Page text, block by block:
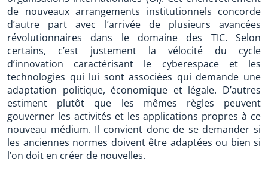
de nouveaux arrangements institutionnels concorde
d’autre part avec l’arrivée de plusieurs avancées
révolutionnaires dans le domaine des TIC. Selon
certains, c’est justement la vélocité du cycle
d’innovation caractérisant le cyberespace et les
technologies qui lui sont associées qui demande une
adaptation politique, économique et légale. D’autres
estiment plutôt que les mêmes règles peuvent
gouverner les activités et les applications propres à ce
nouveau médium. Il convient donc de se demander si
les anciennes normes doivent être adaptées ou bien si
l’on doit en créer de nouvelles.